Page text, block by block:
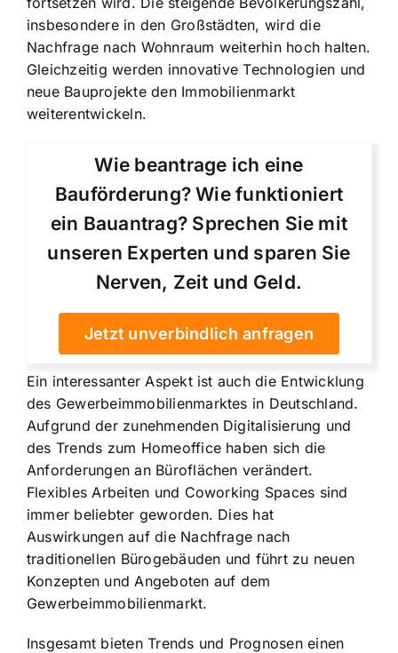
insbesondere in den Großstädten, wird die
Nachfrage nach Wohnraum weiterhin hoch halten.
Gleichzeitig werden innovative Technologien und
neue Bauprojekte den Immobilienmarkt
weiterentwickeln.
Wie beantrage ich eine
Bauförderung? Wie funktioniert
ein Bauantrag? Sprechen Sie mit
unseren Experten und sparen Sie
Nerven, Zeit und Geld.
Jetzt unverbindlich anfragen
Ein interessanter Aspekt ist auch die Entwicklung
des Gewerbeimmobilienmarktes in Deutschland.
Aufgrund der zunehmenden Digitalisierung und
des Trends zum Homeoffice haben sich die
Anforderungen an Büroflächen verändert.
Flexibles Arbeiten und Coworking Spaces sind
immer beliebter geworden. Dies hat
Auswirkungen auf die Nachfrage nach
traditionellen Bürogebäuden und führt zu neuen
Konzepten und Angeboten auf dem
Gewerbeimmobilienmarkt.
Insgesamt bieten Trends und Prognosen einen